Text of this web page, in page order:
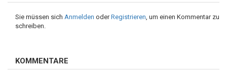
Sie müssen sich Anmelden oderRegistrieren , um einen Kommentar zu
schreiben.
KOMMENTARE